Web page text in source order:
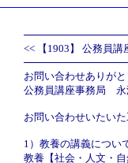
<< 【1903】 公務員
お問い合わせありが
公務員講座事務局 永
お問い合わせいたい
1）教養の講義につい
教養【社会・人文・